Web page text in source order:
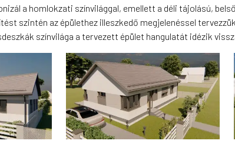
a homlokzati színvilággal, emellett a déli tájolású,
szintén az épülethez illeszkedő megjelenéssel
színvilága a tervezett épület hangulatát idézik